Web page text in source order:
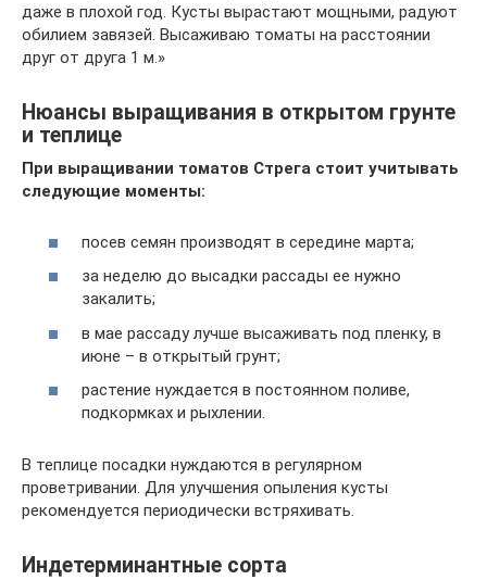
даже в плохой год. Кусты вырастают мощными, радуют
обилием завязей. Высаживаю томаты на расстоянии
друг от друга 1 м.»
Нюансы выращивания в открытом грунте
и теплице
При выращивании томатов Стрега стоит учитывать
следующие моменты:
посев семян производят в середине марта;
за неделю до высадки рассады ее нужно
закалить;
в мае рассаду лучше высаживать под пленку, в
июне – в открытый грунт;
растение нуждается в постоянном поливе,
подкормках и рыхлении.
В теплице посадки нуждаются в регулярном
проветривании. Для улучшения опыления кусты
рекомендуется периодически встряхивать.
Индетерминантные сорта